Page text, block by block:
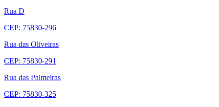
Rua D
CEP: 75830-296
Rua das Oliveiras
CEP: 75830-291
Rua das Palmeiras
CEP: 75830-325